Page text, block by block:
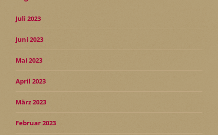
Juli 2023
Juni 2023
Mai 2023
April 2023
März 2023
Februar 2023